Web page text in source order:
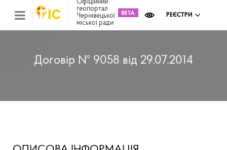
Офіційний
геопортал
Чернівецької
міської ради
РЕЄСТРИ
Договір № 9058 від 29.07.2014